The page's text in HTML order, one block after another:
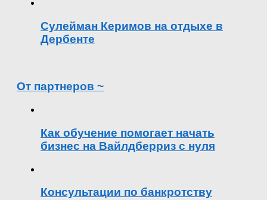
Сулейман Керимов на отдыхе в
Дербенте
От партнеров ~
Как обучение помогает начать
бизнес на Вайлдберриз с нуля
Консультации по банкротству